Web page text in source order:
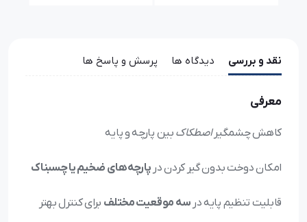
نقد و بررسی دیدگاه ها پرسش و پاسخ ها
معرفی
کاهش چشمگیراصطکاک بین پارچه و پایه
امکان دوخت بدون گیر کردن در پارچه‌های ضخیم یا چسبناک
قابلیت تنظیم پایه در سه موقعیت مختلف برای کنترل بهتر